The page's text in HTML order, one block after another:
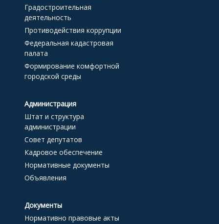
Градостроительная
деятельность
Противодействия коррупции
Федеральная кадастровая
палата
Формирование комфортной
городской среды
Администрация
Штат и структура
администрации
Совет депутатов
Кадровое обеспечение
Нормативные документы
Объявления
Документы
Нормативно правовые акты